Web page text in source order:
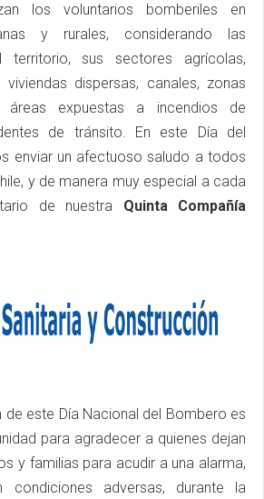
los voluntarios bomberiles en
y rurales, considerando las
territorio, sus sectores agrícolas,
viviendas dispersas, canales, zonas
áreas expuestas a incendios de
de tránsito. En este Día del
enviar un afectuoso saludo a todos
y de manera muy especial a cada
de nuestra Quinta Compañía
este Día Nacional del Bombero es
para agradecer a quienes dejan
y familias para acudir a una alarma,
condiciones adversas, durante la